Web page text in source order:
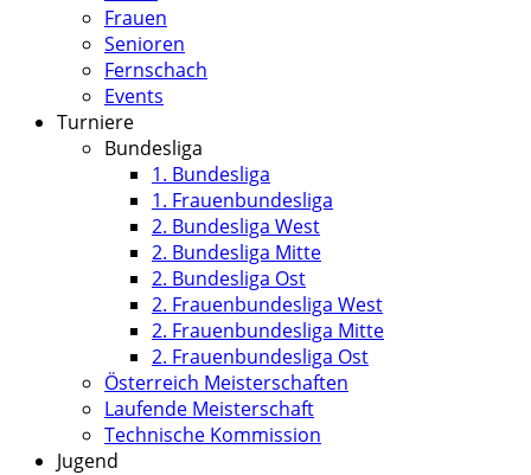
Frauen
Senioren
Fernschach
Events
Turniere
Bundesliga
1. Bundesliga
1. Frauenbundesliga
2. Bundesliga West
2. Bundesliga Mitte
2. Bundesliga Ost
2. Frauenbundesliga West
2. Frauenbundesliga Mitte
2. Frauenbundesliga Ost
Österreich Meisterschaften
Laufende Meisterschaft
Technische Kommission
Jugend